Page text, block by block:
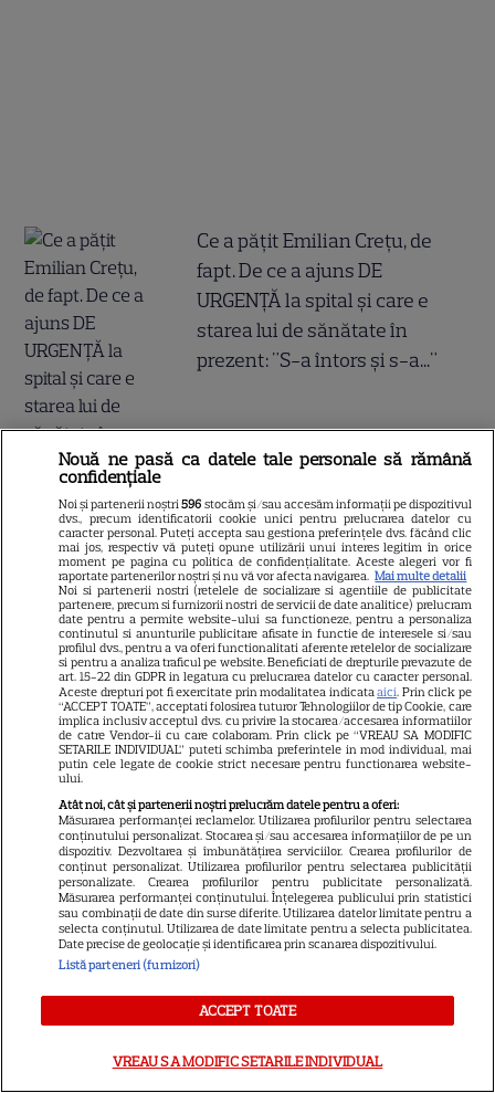
Ce a pățit Emilian Crețu, de
fapt. De ce a ajuns DE
URGENȚĂ la spital și care e
starea lui de sănătate în
prezent: "S-a întors și s-a..."
Rezumat episodul 102 „O
dragoste”, difuzat marți, 28
iulie 2026, la Kanal D: Haluk o
cere în căsătorie pe Sevtap
Harta unei distracții sportive în
mare trend la noi în București:
padle tennis. Unde găsești
cele mai bune terenuri de
padel din oraș
CNP-ului? Dacă ai 3 sau 8
Nouă ne pasă ca datele tale personale să rămână
confidențiale
Noi și partenerii noștri596 stocăm și/sau accesăm informații pe dispozitivul
dvs., precum identificatorii cookie unici pentru prelucrarea datelor cu
caracter personal. Puteți accepta sau gestiona preferințele dvs. făcând clic
mai jos, respectiv vă puteți opune utilizării unui interes legitim în orice
moment pe pagina cu politica de confidențialitate. Aceste alegeri vor fi
raportate partenerilor noștri și nu vă vor afecta navigarea. Mai multe detalii
Noi si partenerii nostri (retelele de socializare si agentiile de publicitate
partenere, precum si furnizorii nostri de servicii de date analitice) prelucram
date pentru a permite website-ului sa functioneze, pentru a personaliza
continutul si anunturile publicitare afisate in functie de interesele si/sau
profilul dvs., pentru a va oferi functionalitati aferente retelelor de socializare
si pentru a analiza traficul pe website. Beneficiati de drepturile prevazute de
art. 15-22 din GDPR in legatura cu prelucrarea datelor cu caracter personal.
Aceste drepturi pot fi exercitate prin modalitatea indicataaici. Prin click pe
“ACCEPT TOATE”, acceptati folosirea tuturor Tehnologiilor de tip Cookie, care
implica inclusiv acceptul dvs. cu privire la stocarea/accesarea informatiilor
de catre Vendor-ii cu care colaboram. Prin click pe “VREAU SA MODIFIC
SETARILE INDIVIDUAL” puteti schimba preferintele in mod individual, mai
putin cele legate de cookie strict necesare pentru functionarea website-
ului.
Atât noi, cât și partenerii noștri prelucrăm datele pentru a oferi:
Măsurarea performanței reclamelor. Utilizarea profilurilor pentru selectarea
conținutului personalizat. Stocarea și/sau accesarea informațiilor de pe un
dispozitiv. Dezvoltarea și îmbunătățirea serviciilor. Crearea profilurilor de
conținut personalizat. Utilizarea profilurilor pentru selectarea publicității
personalizate. Crearea profilurilor pentru publicitate personalizată.
Măsurarea performanței conținutului. Înțelegerea publicului prin statistici
sau combinații de date din surse diferite. Utilizarea datelor limitate pentru a
selecta conținutul. Utilizarea de date limitate pentru a selecta publicitatea.
Date precise de geolocație și identificarea prin scanarea dispozitivului.
Listă parteneri (furnizori)
ACCEPT TOATE
VREAU SA MODIFIC SETARILE INDIVIDUAL